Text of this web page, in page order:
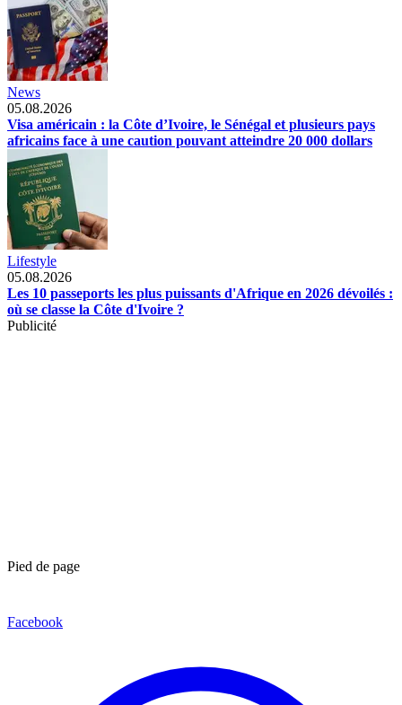
News
05.08.2026
Visa américain : la Côte d’Ivoire, le Sénégal et plusieurs pays
africains face à une caution pouvant atteindre 20 000 dollars
Lifestyle
05.08.2026
Les 10 passeports les plus puissants d'Afrique en 2026 dévoilés :
où se classe la Côte d'Ivoire ?
Publicité
Pied de page
Facebook